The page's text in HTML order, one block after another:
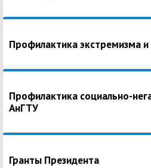
Профилактика экстремизма
Профилактика социально-
АнГТУ
Гранты Президента